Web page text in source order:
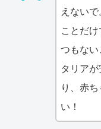
えない
ことだ
つもない
タリア
り、赤
い！